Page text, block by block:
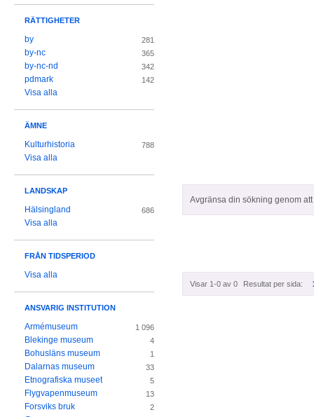
Avgränsa din sökning genom
Visar 1-0 av 0 Resultat per sida:
RÄTTIGHETER
by 281
by-nc 365
by-nc-nd 342
pdmark 142
Visa alla
ÄMNE
Kulturhistoria 788
Visa alla
LANDSKAP
Hälsingland 686
Visa alla
FRÅN TIDSPERIOD
Visa alla
ANSVARIG INSTITUTION
Armémuseum 1 096
Blekinge museum 4
Bohusläns museum 1
Dalarnas museum 33
Etnografiska museet 5
Flygvapenmuseum 13
Forsviks bruk 2